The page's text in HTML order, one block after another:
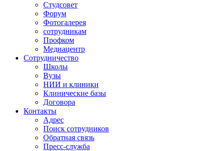
Студсовет
Форум
Фотогалерея
сотрудникам
Профком
Медиацентр
Сотрудничество
Школы
Вузы
НИИ и клиники
Клинические базы
Договора
Контакты
Адрес
Поиск сотрудников
Обратная связь
Пресс-служба